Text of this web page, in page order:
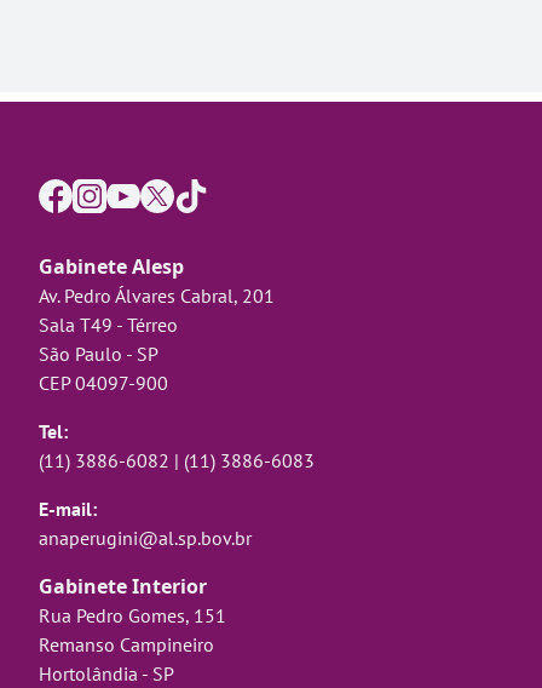
Gabinete Alesp
Av. Pedro Álvares Cabral, 201
Sala T49 - Térreo
São Paulo - SP
CEP 04097-900
Tel:
(11) 3886-6082 | (11) 3886-6083
E-mail:
anaperugini@al.sp.bov.br
Gabinete Interior
Rua Pedro Gomes, 151
Remanso Campineiro
Hortolândia - SP